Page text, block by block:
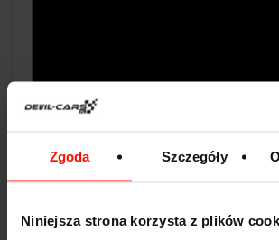
Zgoda Szczegóły
Niniejsza strona korzysta z plików